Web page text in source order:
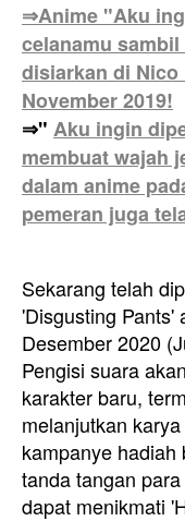
⇒Anime "Aku
celanamu
disiarkan di Nico
November 2019!
⇒" Aku ingin
membuat wajah
dalam anime
pemeran juga
Sekarang telah
'Disgusting Pants'
Desember 2020
Pengisi suara
karakter baru,
melanjutkan
kampanye
tanda tangan
dapat menikmati